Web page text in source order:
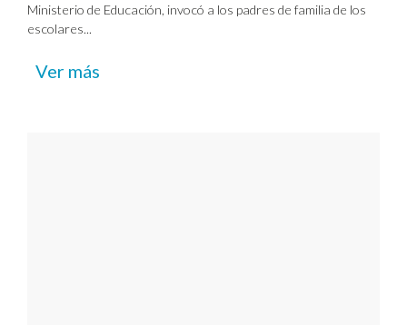
Ministerio de Educación, invocó a los padres de familia de los
escolares...
Ver más